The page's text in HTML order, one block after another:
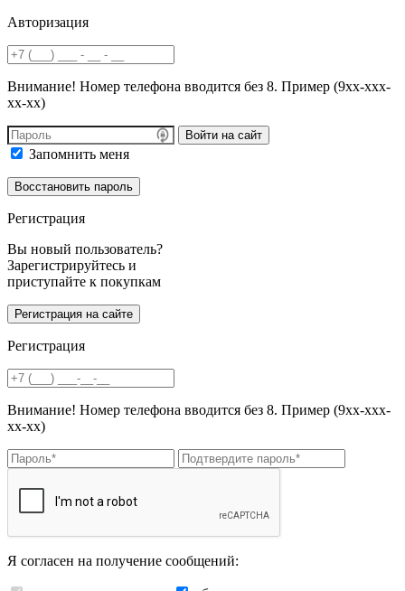
Авторизация
Внимание! Номер телефона вводится без 8. Пример (9хх-ххх-
хх-хх)
Войти на сайт
Запомнить меня
Регистрация
Вы новый пользователь?
Зарегистрируйтесь и
приступайте к покупкам
Регистрация
Внимание! Номер телефона вводится без 8. Пример (9хх-ххх-
хх-хх)
Я согласен на получение сообщений: